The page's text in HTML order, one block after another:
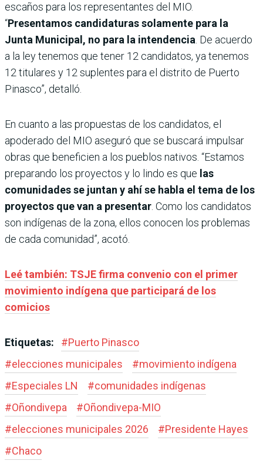
escaños para los representantes del MIO.
“Presentamos candidaturas solamente para la
Junta Municipal, no para la intendencia . De acuerdo
a la ley tenemos que tener 12 candidatos, ya tenemos
12 titulares y 12 suplentes para el distrito de Puerto
Pinasco”, detalló.
En cuanto a las propuestas de los candidatos, el
apoderado del MIO aseguró que se buscará impulsar
obras que beneficien a los pueblos nativos. “Estamos
preparando los proyectos y lo lindo es que las
comunidades se juntan y ahí se habla el tema de los
proyectos que van a presentar . Como los candidatos
son indígenas de la zona, ellos conocen los problemas
de cada comunidad”, acotó.
Leé también: TSJE firma convenio con el primer
movimiento indígena que participará de los
comicios
Etiquetas: #Puerto Pinasco
#elecciones municipales #movimiento indígena
#Especiales LN #comunidades indígenas
#Oñondivepa #Oñondivepa-MIO
#elecciones municipales 2026 #Presidente Hayes
#Chaco